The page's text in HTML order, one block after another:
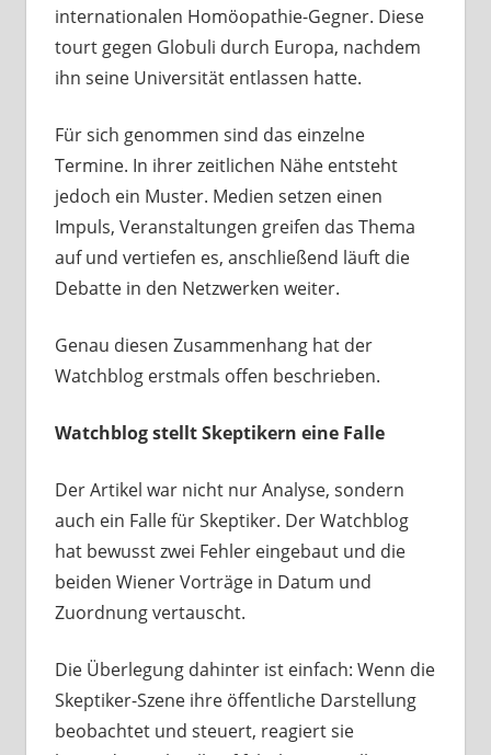
internationalen Homöopathie-Gegner. Diese
tourt gegen Globuli durch Europa, nachdem
ihn seine Universität entlassen hatte.
Für sich genommen sind das einzelne
Termine. In ihrer zeitlichen Nähe entsteht
jedoch ein Muster. Medien setzen einen
Impuls, Veranstaltungen greifen das Thema
auf und vertiefen es, anschließend läuft die
Debatte in den Netzwerken weiter.
Genau diesen Zusammenhang hat der
Watchblog erstmals offen beschrieben.
Watchblog stellt Skeptikern eine Falle
Der Artikel war nicht nur Analyse, sondern
auch ein Falle für Skeptiker. Der Watchblog
hat bewusst zwei Fehler eingebaut und die
beiden Wiener Vorträge in Datum und
Zuordnung vertauscht.
Die Überlegung dahinter ist einfach: Wenn die
Skeptiker-Szene ihre öffentliche Darstellung
beobachtet und steuert, reagiert sie